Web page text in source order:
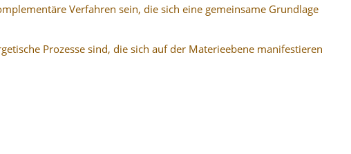
Verfahren sein, die sich eine gemeinsame Grundlage
Prozesse sind, die sich auf der Materieebene manifestieren